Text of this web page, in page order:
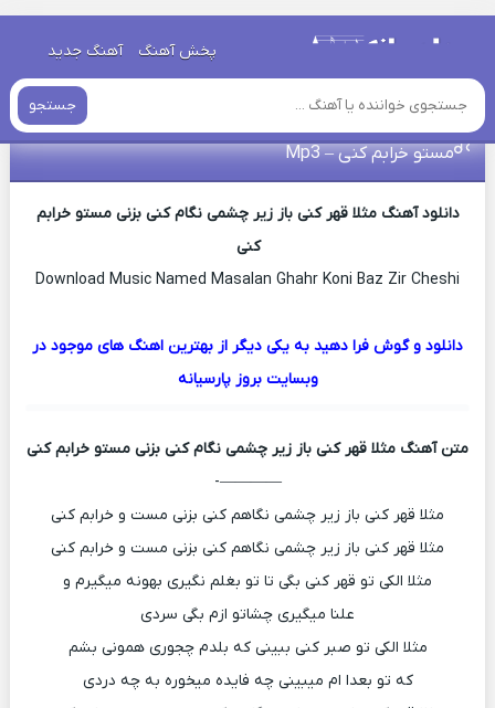
پخش آهنگ آهنگ جدید
جستجو
» دانلود آهنگ جدید
دانلود اهنگ مثلا قهر کنی باز زیر چشمی نگام کنی بزنی
مستو خرابم کنی – Mp3
دانلود آهنگ مثلا قهر کنی باز زیر چشمی نگام کنی بزنی مستو خرابم
کنی
Download Music Named Masalan Ghahr Koni Baz Zir Cheshi
دانلود و گوش فرا دهید به یکی دیگر از بهترین اهنگ های موجود در
وبسایت بروز پارسیانه
متن آهنگ مثلا قهر کنی باز زیر چشمی نگام کنی بزنی مستو خرابم کنی
————-
مثلا قهر کنی باز زیر چشمی نگاهم کنی بزنی مست و خرابم کنی
مثلا قهر کنی باز زیر چشمی نگاهم کنی بزنی مست و خرابم کنی
مثلا الکی تو قهر کنی بگی تا تو بغلم نگیری بهونه میگیرم و
علنا میگیری چشاتو ازم بگی سردی
مثلا الکی تو صبر کنی ببینی که بلدم چجوری همونی بشم
که تو بعدا ام میبینی چه فایده میخوره به چه دردی